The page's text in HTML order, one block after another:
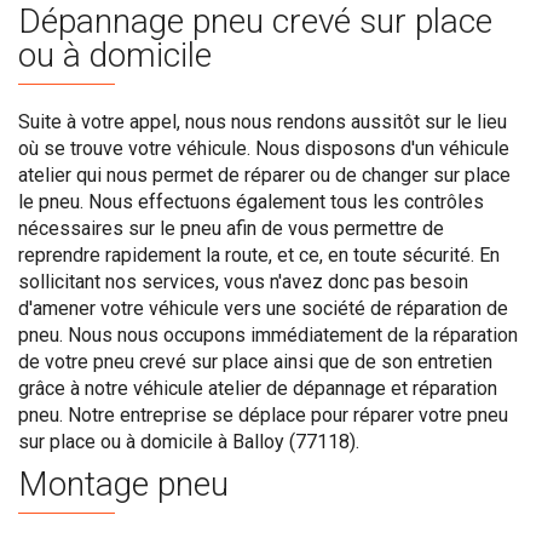
Dépannage pneu crevé sur place
ou à domicile
Suite à votre appel, nous nous rendons aussitôt sur le lieu
où se trouve votre véhicule. Nous disposons d'un véhicule
atelier qui nous permet de réparer ou de changer sur place
le pneu. Nous effectuons également tous les contrôles
nécessaires sur le pneu afin de vous permettre de
reprendre rapidement la route, et ce, en toute sécurité. En
sollicitant nos services, vous n'avez donc pas besoin
d'amener votre véhicule vers une société de réparation de
pneu. Nous nous occupons immédiatement de la réparation
de votre pneu crevé sur place ainsi que de son entretien
grâce à notre véhicule atelier de dépannage et réparation
pneu. Notre entreprise se déplace pour réparer votre pneu
sur place ou à domicile à Balloy (77118).
Montage pneu